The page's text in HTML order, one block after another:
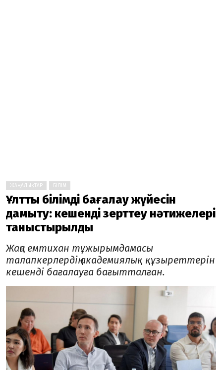
ЖАҢАЛЫҚТАР БІЛІМ
Ұлттық білімді бағалау жүйесін
дамыту: кешенді зерттеу нәтижелері
таныстырылды
Жаңа емтихан тұжырымдамасы
талапкерлердің академиялық құзыреттерін
кешенді бағалауға бағытталған.